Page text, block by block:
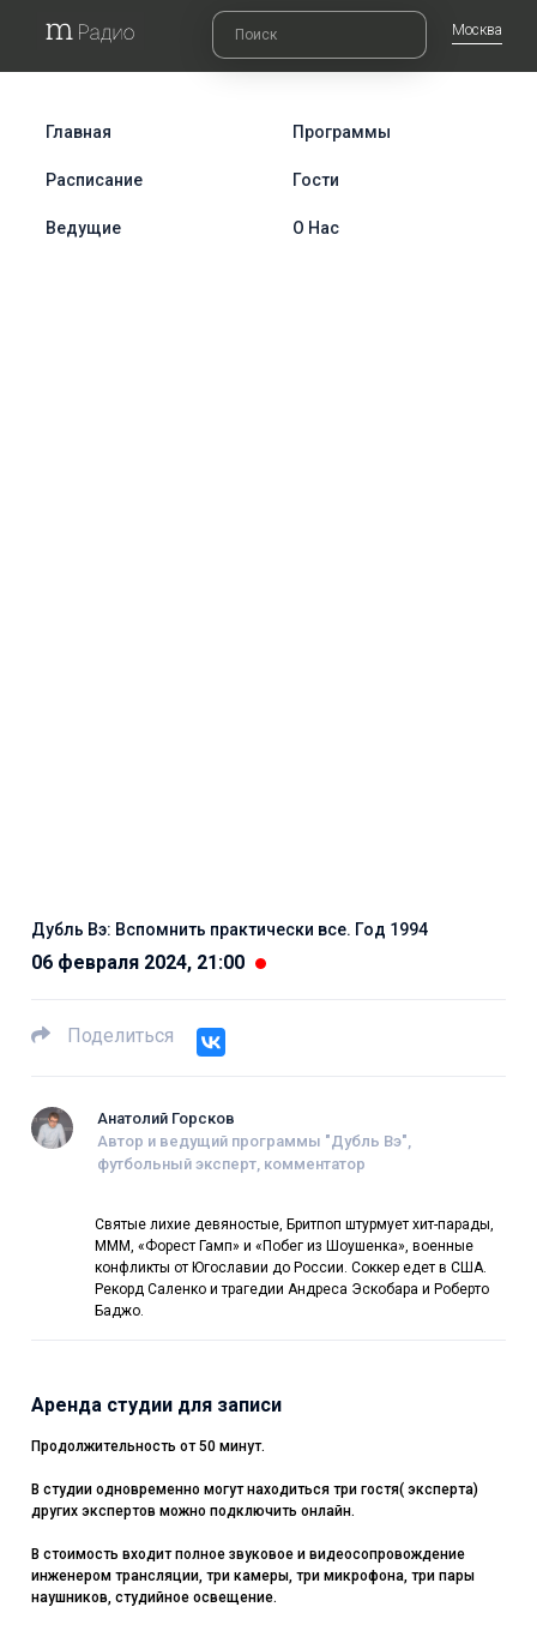
Москва
Главная Программы
Расписание Гости
Ведущие О Нас
Дубль Вэ: Вспомнить практически все. Год 1994
06 февраля 2024, 21:00
Поделиться
Анатолий Горсков
Автор и ведущий программы "Дубль Вэ",
футбольный эксперт, комментатор
Святые лихие девяностые, Бритпоп штурмует хит-парады,
МММ, «Форест Гамп» и «Побег из Шоушенка», военные
конфликты от Югославии до России. Соккер едет в США.
Рекорд Саленко и трагедии Андреса Эскобара и Роберто
Баджо.
Аренда студии для записи
Продолжительность от 50 минут.
В студии одновременно могут находиться три гостя( эксперта)
других экспертов можно подключить онлайн.
В стоимость входит полное звуковое и видеосопровождение
инженером трансляции, три камеры, три микрофона, три пары
наушников, студийное освещение.